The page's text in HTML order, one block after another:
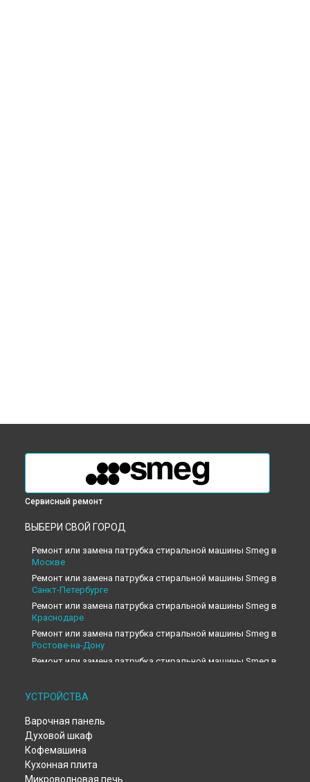
Сервисный ремонт
ВЫБЕРИ СВОЙ ГОРОД
Ремонт или замена патрубка стиральной машины Smeg в
Москве
Ремонт или замена патрубка стиральной машины Smeg в
Санкт-Петербурге
Ремонт или замена патрубка стиральной машины Smeg в
Краснодаре
Ремонт или замена патрубка стиральной машины Smeg в
Ростове-на-Дону
Ремонт или замена патрубка стиральной машины Smeg в
Ремонт или замена патрубка стиральной машины Smeg в
Новосибирске
Ремонт или замена патрубка стиральной машины Smeg в
Челябинске
Ремонт или замена патрубка стиральной машины Smeg в
Екатеринбурге
Ремонт или замена патрубка стиральной машины Smeg в
УСТРОЙСТВА
Варочная панель
Духовой шкаф
Кофемашина
Кухонная плита
Микроволновая печь